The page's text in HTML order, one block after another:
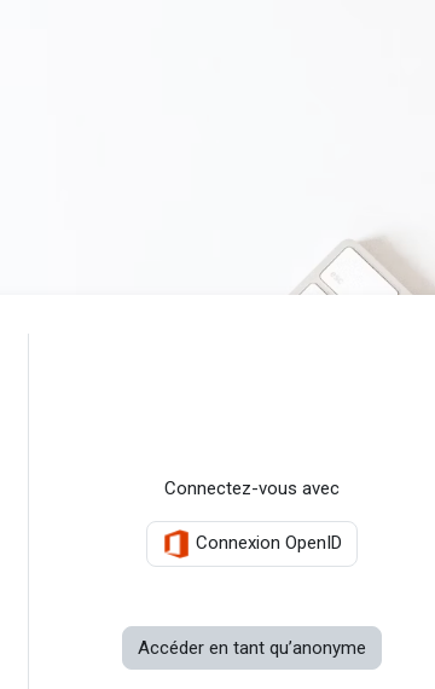
Learning
Connectez-vous avec
Connexion OpenID
Accéder en tant qu’anonyme